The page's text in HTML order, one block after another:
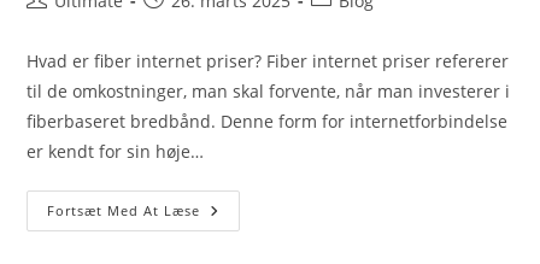
Hvad er fiber internet priser? Fiber internet priser refererer
til de omkostninger, man skal forvente, når man investerer i
fiberbaseret bredbånd. Denne form for internetforbindelse
er kendt for sin høje…
Fortsæt Med At Læse Sådan
Sikrer